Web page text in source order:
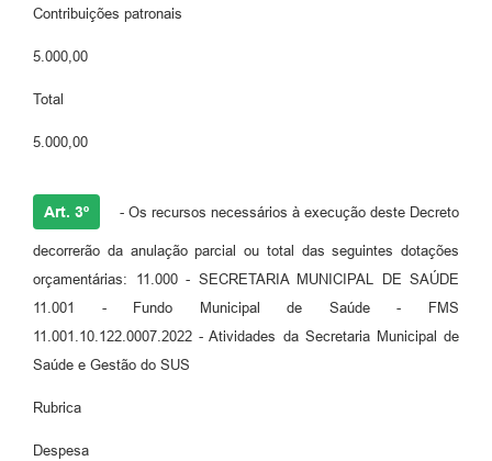
Contribuições patronais
5.000,00
Total
5.000,00
Art. 3º - Os recursos necessários à execução deste Decreto
decorrerão da anulação parcial ou total das seguintes dotações
orçamentárias: 11.000 - SECRETARIA MUNICIPAL DE SAÚDE
11.001 - Fundo Municipal de Saúde - FMS
11.001.10.122.0007.2022 - Atividades da Secretaria Municipal de
Saúde e Gestão do SUS
Rubrica
Despesa